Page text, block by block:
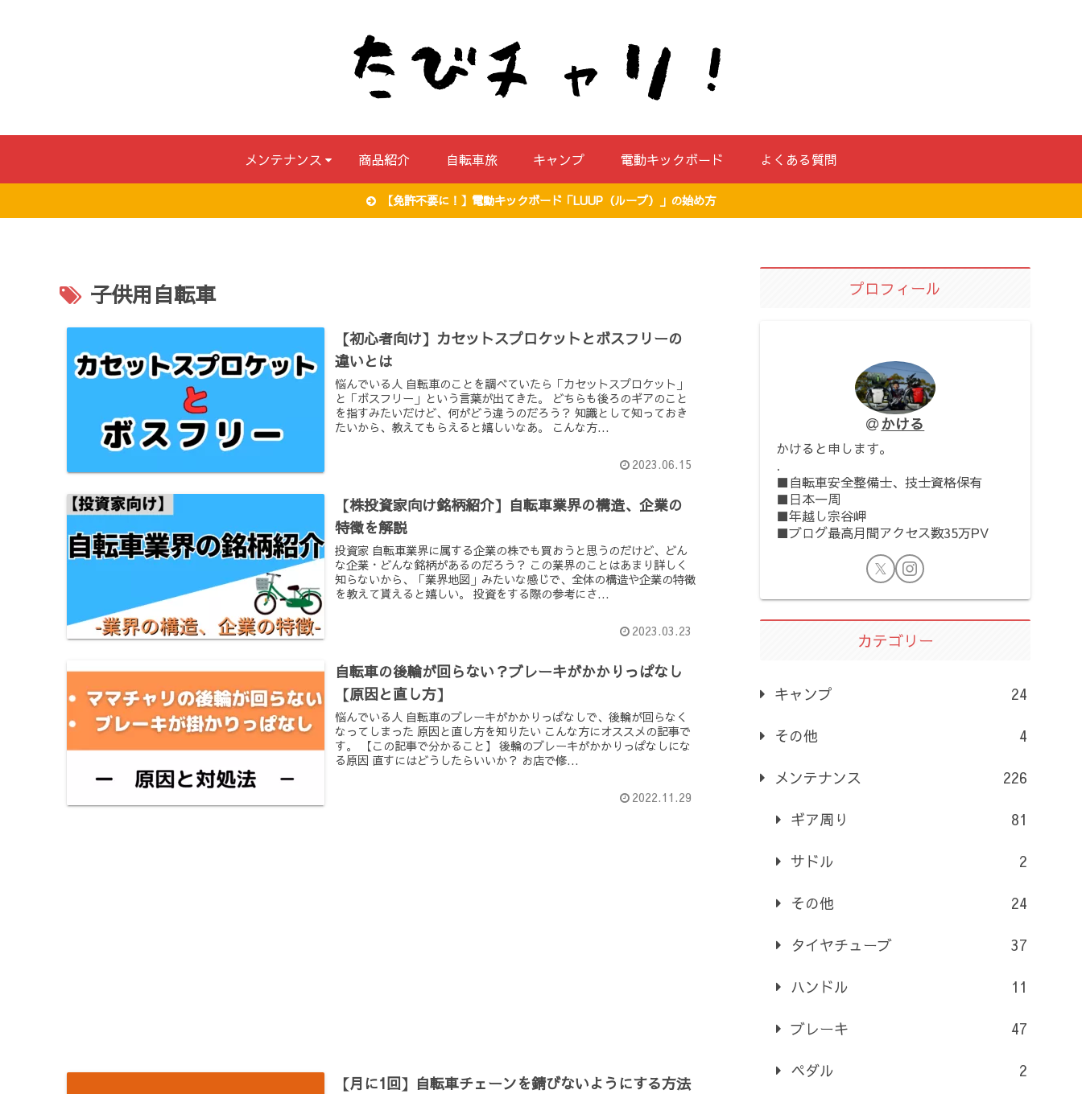
メンテナンス 商品紹介 自転車旅 キャンプ 電動キックボード よくある質問
【免許不要に！】電動キックボード「LUUP（ループ）」の始め方
子供用自転車
【初心者向け】カセットスプロケットとボスフリーの
違いとは
悩んでいる人 自転車のことを調べていたら「カセットスプロケット」
と「ボスフリー」という言葉が出てきた。 どちらも後ろのギアのこと
を指すみたいだけど、何がどう違うのだろう？ 知識として知っておき
たいから、教えてもらえると嬉しいなあ。 こんな方...
2023.06.15
【株投資家向け銘柄紹介】自転車業界の構造、企業の
特徴を解説
投資家 自転車業界に属する企業の株でも買おうと思うのだけど、どん
な企業・どんな銘柄があるのだろう？ この業界のことはあまり詳しく
知らないから、「業界地図」みたいな感じで、全体の構造や企業の特徴
を教えて貰えると嬉しい。 投資をする際の参考にさ...
2023.03.23
自転車の後輪が回らない？ブレーキがかかりっぱなし
【原因と直し方】
悩んでいる人 自転車のブレーキがかかりっぱなしで、後輪が回らなく
なってしまった 原因と直し方を知りたい こんな方にオススメの記事で
す。 【この記事で分かること】 後輪のブレーキがかかりっぱなしにな
る原因 直すにはどうしたらいいか？ お店で修...
2022.11.29
【月に1回】自転車チェーンを錆びないようにする方法
プロフィール
かける
かけると申します。
.
■自転車安全整備士、技士資格保有
■日本一周
■年越し宗谷岬
■ブログ最高月間アクセス数35万PV
カテゴリー
キャンプ 24
その他 4
メンテナンス 226
ギア周り 81
サドル 2
その他 24
タイヤチューブ 37
ハンドル 11
ブレーキ 47
ペダル 2